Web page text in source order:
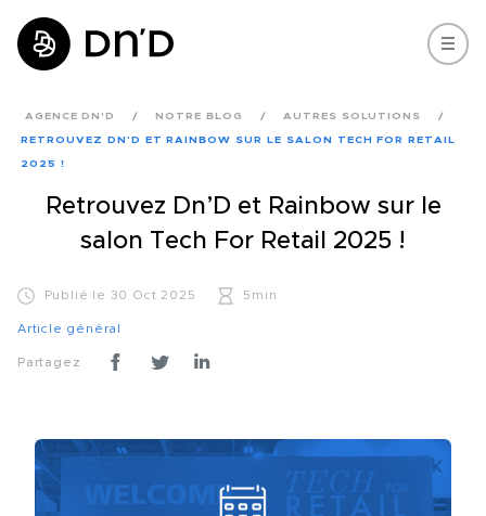
AGENCE DN'D NOTRE BLOG AUTRES SOLUTIONS
RETROUVEZ DN’D ET RAINBOW SUR LE SALON TECH FOR RETAIL
2025 !
Retrouvez Dn’D et Rainbow sur le
salon Tech For Retail 2025 !
Publié le 30 Oct 2025 5min
Article général
Partagez